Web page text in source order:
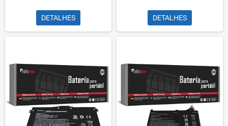
DETALHES DETALHES